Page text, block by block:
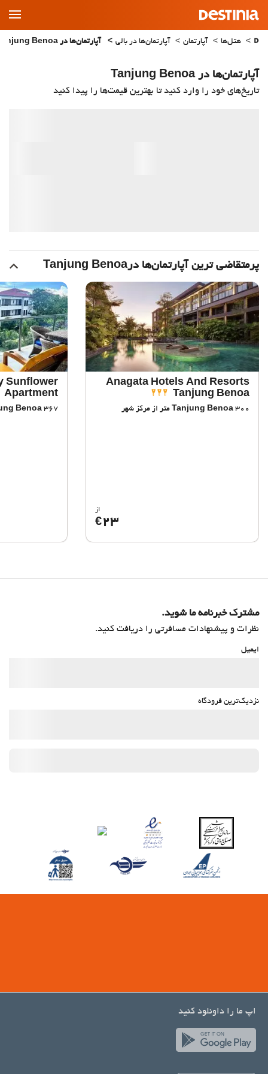
Main
Menu
هتل‌ها آپارتمان آپارتمان‌ها در بالی آپارتمان‌ها در Tanjung Benoa
آپارتمان‌ها در Tanjung Benoa
تاریخ‌های خود را وارد کنید تا بهترین قیمت‌ها را پیدا کنید
پرمتقاضی ترین آپارتمان‌‌ها درTanjung Benoa
Anagata Hotels And Resorts
Tanjung Benoa
Tanjung Benoa 300 متر از مرکز شهر
از
€23
Sunflower
Apartment
Benoa 367 متر از مرکز شهر
مشترک خبرنامه ما شوید.
نظرات و پیشنهادات مسافرتی را دریافت کنید.
ایمیل
نزدیک‌ترین فرودگاه
اپ ما را داونلود کنید